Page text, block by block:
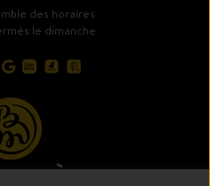
des horaires
le dimanche